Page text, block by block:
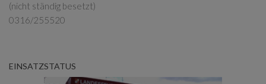
(nicht ständig besetzt)
0316/255520
EINSATZSTATUS